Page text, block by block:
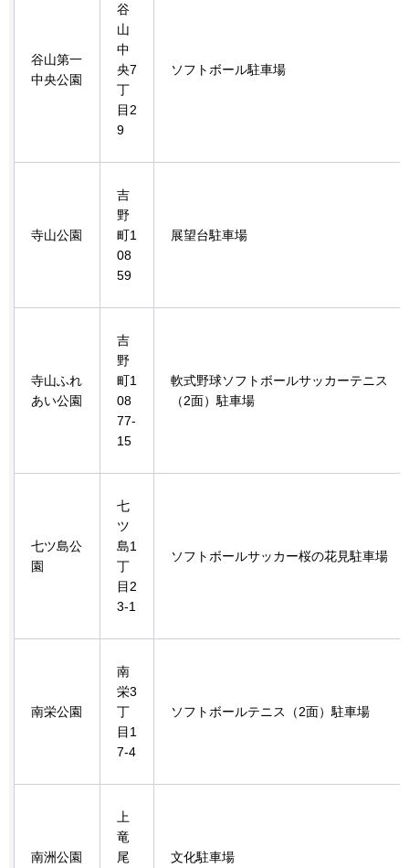
谷山第一
中央公園
谷
山
中
央7
丁
目2
9
ソフトボール駐車場
寺山公園
吉
野
町1
08
59
展望台駐車場
寺山ふれ
あい公園
吉
野
町1
08
77-
15
軟式野球ソフトボールサッカーテニス
（2面）駐車場
七ツ島公
園
七
ツ
島1
丁
目2
3-1
ソフトボールサッカー桜の花見駐車場
南栄公園
南
栄3
丁
目1
7-4
ソフトボールテニス（2面）駐車場
南洲公園
上
竜
尾
文化駐車場